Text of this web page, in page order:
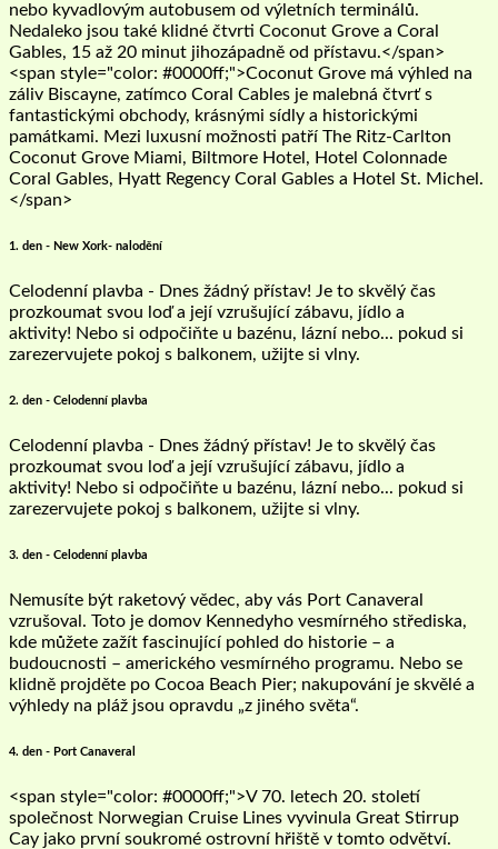
nebo kyvadlovým autobusem od výletních terminálů.
Nedaleko jsou také klidné čtvrti Coconut Grove a Coral
Gables, 15 až 20 minut jihozápadně od přístavu.</span>
<span style="color: #0000ff;">Coconut Grove má výhled na
záliv Biscayne, zatímco Coral Cables je malebná čtvrť s
fantastickými obchody, krásnými sídly a historickými
památkami. Mezi luxusní možnosti patří The Ritz-Carlton
Coconut Grove Miami, Biltmore Hotel, Hotel Colonnade
Coral Gables, Hyatt Regency Coral Gables a Hotel St. Michel.
</span>
1. den - New Xork- nalodění
Celodenní plavba - Dnes žádný přístav! Je to skvělý čas
prozkoumat svou loď a její vzrušující zábavu, jídlo a
aktivity! Nebo si odpočiňte u bazénu, lázní nebo... pokud si
zarezervujete pokoj s balkonem, užijte si vlny.
2. den - Celodenní plavba
Celodenní plavba - Dnes žádný přístav! Je to skvělý čas
prozkoumat svou loď a její vzrušující zábavu, jídlo a
aktivity! Nebo si odpočiňte u bazénu, lázní nebo... pokud si
zarezervujete pokoj s balkonem, užijte si vlny.
3. den - Celodenní plavba
Nemusíte být raketový vědec, aby vás Port Canaveral
vzrušoval. Toto je domov Kennedyho vesmírného střediska,
kde můžete zažít fascinující pohled do historie – a
budoucnosti – amerického vesmírného programu. Nebo se
klidně projděte po Cocoa Beach Pier; nakupování je skvělé a
výhledy na pláž jsou opravdu „z jiného světa“.
4. den - Port Canaveral
<span style="color: #0000ff;">V 70. letech 20. století
společnost Norwegian Cruise Lines vyvinula Great Stirrup
Cay jako první soukromé ostrovní hřiště v tomto odvětví.